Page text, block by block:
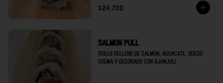
$24.700
Salmon pull
Rollo relleno de salmón, aguacate, queso
crema y decorado con ajonjolí.